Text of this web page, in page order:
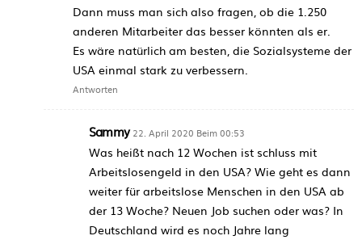
Dann muss man sich also fragen, ob die 1.250
anderen Mitarbeiter das besser könnten als er.
Es wäre natürlich am besten, die Sozialsysteme der
USA einmal stark zu verbessern.
Antworten
Sammy 22. April 2020 Beim 00:53
Was heißt nach 12 Wochen ist schluss mit
Arbeitslosengeld in den USA? Wie geht es dann
weiter für arbeitslose Menschen in den USA ab
der 13 Woche? Neuen Job suchen oder was? In
Deutschland wird es noch Jahre lang